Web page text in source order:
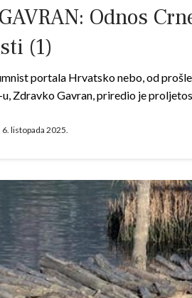
Odnos
(1)
portala Hrvatsko nebo, od
Zdravko Gavran, priredio je
6. listopada 2025.